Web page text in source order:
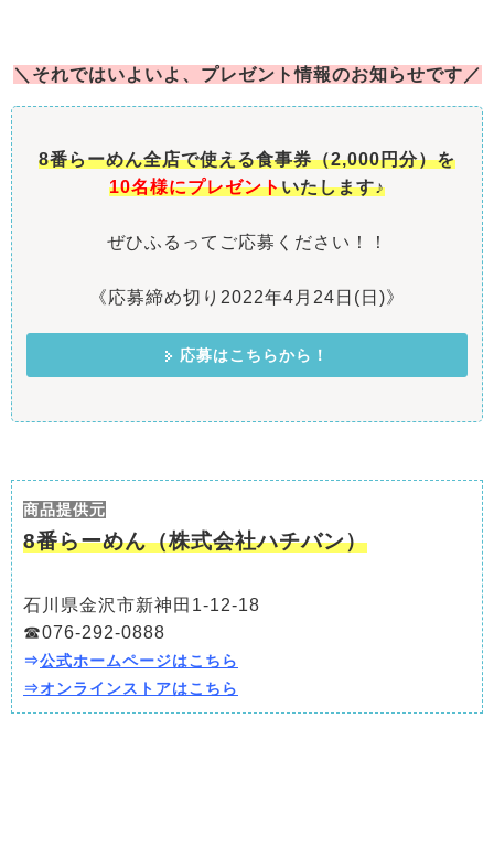
＼それではいよいよ、プレゼント情報のお知らせです／
8番らーめん全店で使える食事券（2,000円分）を
10名様にプレゼントいたします♪
ぜひふるってご応募ください！！
《応募締め切り2022年4月24日(日)》
応募はこちらから！
商品提供元
8番らーめん（株式会社ハチバン）
石川県金沢市新神田1-12-18
☎076-292-0888
⇒公式ホームページはこちら
⇒オンラインストアはこちら